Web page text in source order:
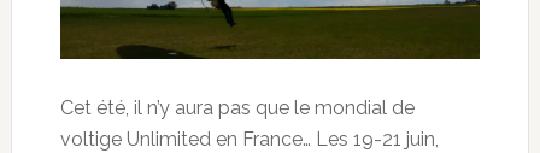
Cet été, il n’y aura pas que le mondial de
voltige Unlimited en France… Les 19-21 juin,